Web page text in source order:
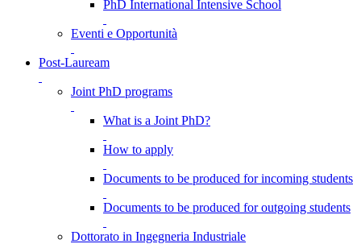
PhD International Intensive School
Eventi e Opportunità
Post-Lauream
Joint PhD programs
What is a Joint PhD?
How to apply
Documents to be produced for incoming students
Documents to be produced for outgoing students
Dottorato in Ingegneria Industriale